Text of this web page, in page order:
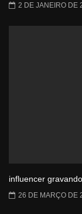
2 DE JANEIRO DE
influencer
26 DE MARÇO DE